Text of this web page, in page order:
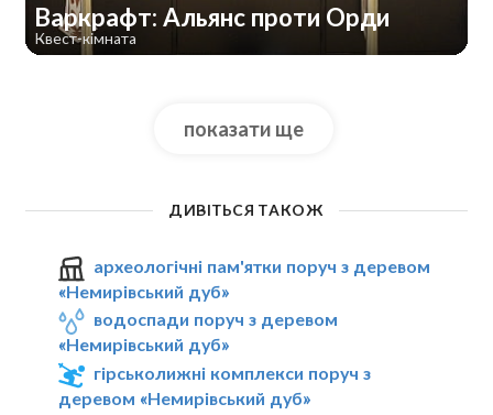
Варкрафт: Альянс проти Орди
Квест-кімната
показати ще
ДИВІТЬСЯ ТАКОЖ
археологічні пам'ятки поруч з деревом
«Немирівський дуб»
водоспади поруч з деревом
«Немирівський дуб»
гірськолижні комплекси поруч з
деревом «Немирівський дуб»